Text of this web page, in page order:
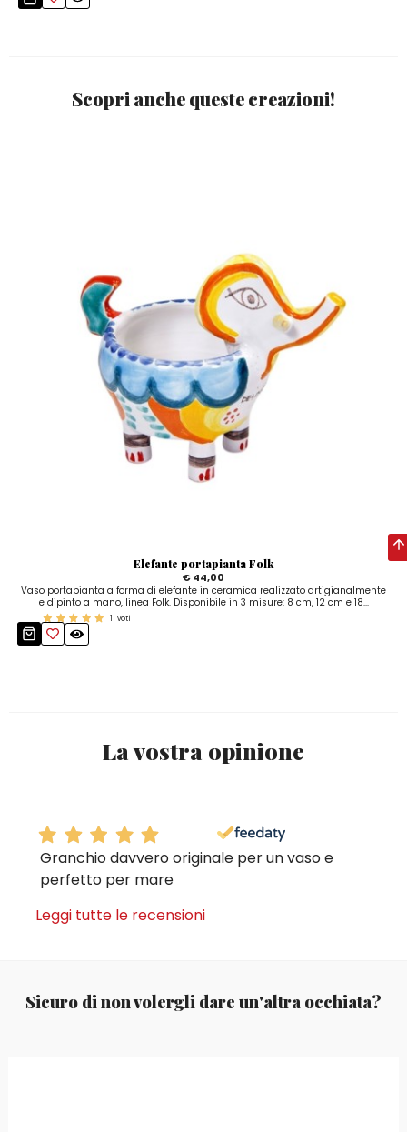
Scopri anche queste creazioni!
Elefante portapianta Folk
€ 44,00
Vaso portapianta a forma di elefante in ceramica realizzato artigianalmente
e dipinto a mano, linea Folk. Disponibile in 3 misure: 8 cm, 12 cm e 18...
1 voti
La vostra opinione
Granchio davvero originale per un vaso e
perfetto per mare
Leggi tutte le recensioni
Sicuro di non volergli dare un'altra occhiata?